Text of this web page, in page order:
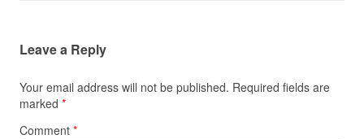
Leave a Reply
Your email address will not be published. Required fields are
marked *
Comment *